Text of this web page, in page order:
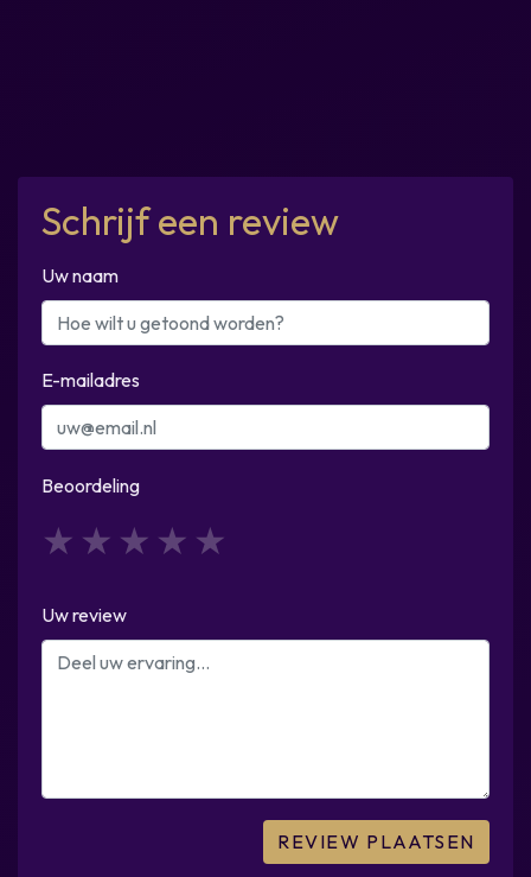
Schrijf een review
Uw naam
E-mailadres
Beoordeling
4
3
2
1
Uw review